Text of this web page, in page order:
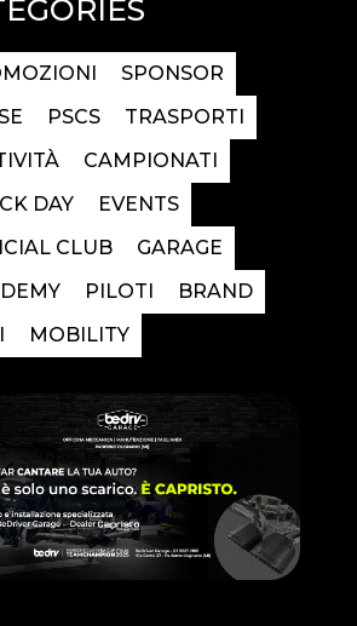
SPONSOR
PSCS
TRASPORTI
CAMPIONATI
DAY
EVENTS
CLUB
GARAGE
PILOTI
BRAND
MOBILITY